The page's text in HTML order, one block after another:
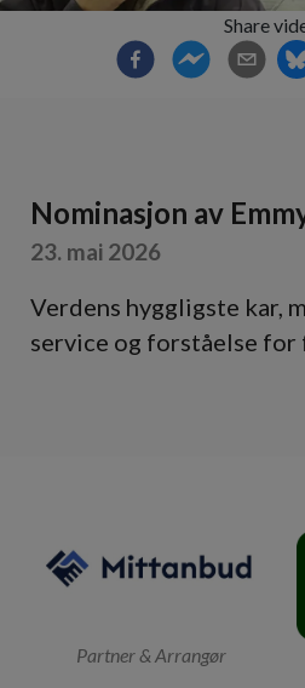
Share
Nominasjon av
23. mai 2026
Verdens hyggligste kar,
service og forståelse for
Partner & Arrangør